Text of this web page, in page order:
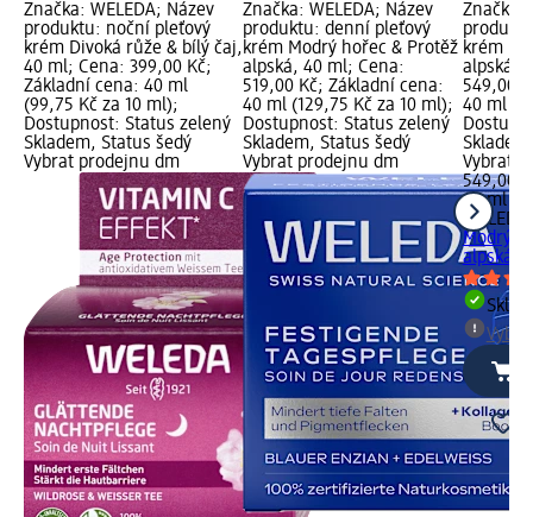
Značka: WELEDA; Název
produktu: noční pleťový
krém Divoká růže & bílý čaj,
40 ml; Cena: 399,00 Kč;
Základní cena: 40 ml
(99,75 Kč za 10 ml);
Dostupnost: Status zelený
Skladem, Status šedý
Vybrat prodejnu dm
Značka: WELEDA; Název
produktu: denní pleťový
krém Modrý hořec & Protěž
alpská, 40 ml; Cena:
519,00 Kč; Základní cena:
40 ml (129,75 Kč za 10 ml);
Dostupnost: Status zelený
Skladem, Status šedý
Vybrat prodejnu dm
Značka:
krém
alpská,
549,00
40 ml
Vybrat
549,00
40 ml
WELEDA
Modrý
alpská,